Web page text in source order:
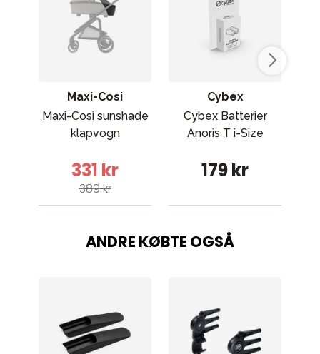
Maxi-Cosi
Maxi-Cosi sunshade
klapvogn
331 kr
389 kr
Cybex
Cybex Batterier
Anoris T i-Size
179 kr
ANDRE KØBTE OGSÅ